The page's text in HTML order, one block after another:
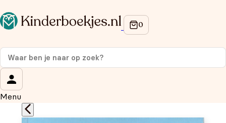
Menu
Op de hoogte blijven van onze acties?
Meld je aan voor onze nieuwsbrief en ontvang
korting
Wat is je voornaam?
Wat is je e-mailadres?*